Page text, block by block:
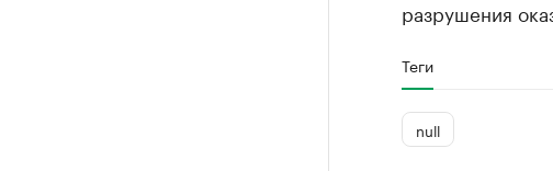
разрушения
Теги
null